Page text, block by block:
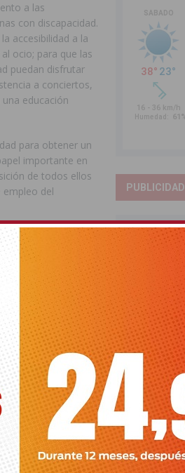
a las
con discapacidad.
accesibilidad a la
ocio; para que las
puedan disfrutar
a conciertos,
educación
para obtener un
importante en
de todos ellos
empleo del
a conocer al alcalde
los Centros
del Grupo
por el juego
del Estado,
que se hace de
loterías ilegales, y
la
ludopatías,
Association)
todo lo posible en
el fin de que se
PUBLICIDAD
LOTERIAS